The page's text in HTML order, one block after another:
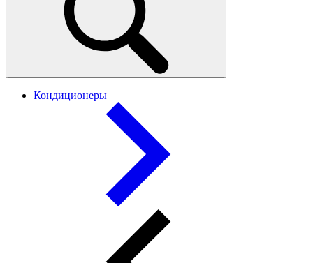
Кондиционеры